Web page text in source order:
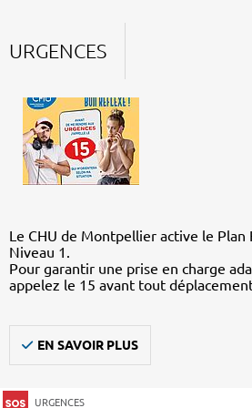
URGENCES
Le CHU de Montpellier active le Plan
Niveau 1.
Pour garantir une prise en charge
appelez le 15 avant tout
EN SAVOIR PLUS
URGENCES